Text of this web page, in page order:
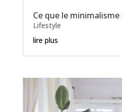
Ce que le minimalisme
Lifestyle
lire plus